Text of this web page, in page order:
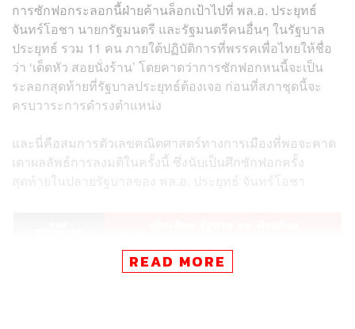
การซักฟอกระลอกนี้ฝ่ายค้านล็อกเป้าไปที่ พล.อ. ประยุทธ์
จันทร์โอชา นายกรัฐมนตรี และรัฐมนตรีคนอื่นๆ ในรัฐบาล
ประยุทธ์ รวม 11 คน ภายใต้ปฏิบัติการที่พรรคเพื่อไทยให้ชื่อ
ว่า ‘เด็ดหัว สอยนั่งร้าน’ โดยคาดว่าการซักฟอกหนนี้จะเป็น
ระลอกสุดท้ายที่รัฐบาลประยุทธ์ต้องเจอ ก่อนที่สภาชุดนี้จะ
ครบวาระการดำรงตำแหน่ง
และนี่คือสมการตัวเลขคณิตศาสตร์ทางการเมืองที่พอจะคาด
เดาผลลัพธ์การลงมติในครั้งนี้ ซึ่งนับเป็นศึกซักฟอกครั้ง
สุดท้ายในปลายรัฐบาลของ พล.อ. ประยุทธ์ จันทร์โอชา
READ MORE